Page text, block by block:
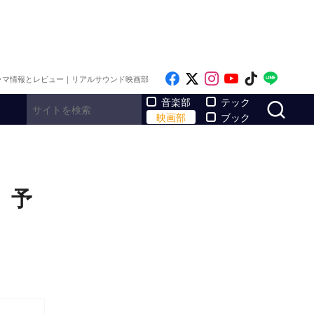
情報とレビュー｜リアルサウンド映画部 Like on Facebook
Follow on x
Follow on
Follow on
Follow
音楽部
映画部
テック
ブック
予